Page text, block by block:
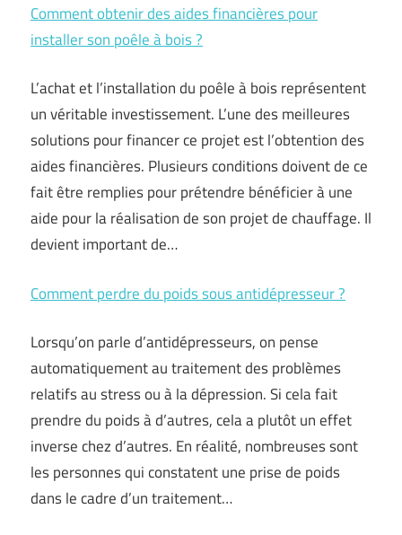
Comment obtenir des aides financières pour
installer son poêle à bois ?
L’achat et l’installation du poêle à bois représentent
un véritable investissement. L’une des meilleures
solutions pour financer ce projet est l’obtention des
aides financières. Plusieurs conditions doivent de ce
fait être remplies pour prétendre bénéficier à une
aide pour la réalisation de son projet de chauffage. Il
devient important de…
Comment perdre du poids sous antidépresseur ?
Lorsqu’on parle d’antidépresseurs, on pense
automatiquement au traitement des problèmes
relatifs au stress ou à la dépression. Si cela fait
prendre du poids à d’autres, cela a plutôt un effet
inverse chez d’autres. En réalité, nombreuses sont
les personnes qui constatent une prise de poids
dans le cadre d’un traitement…